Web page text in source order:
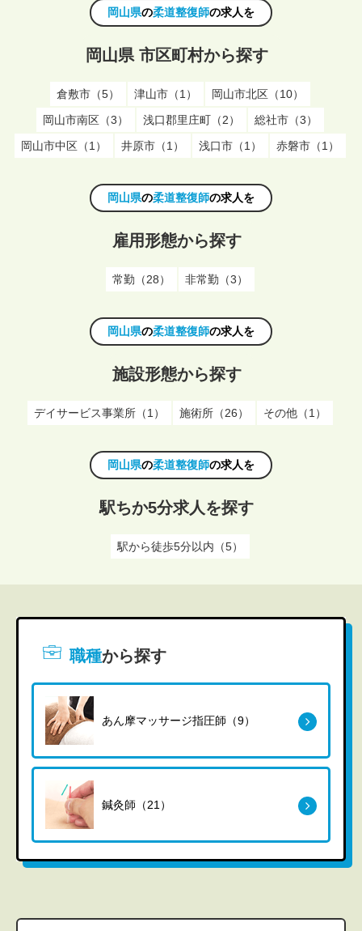
岡山県の柔道整復師の求人を
岡山県 市区町村から探す
倉敷市（5） 津山市（1）
岡山市北区（10）
岡山市南区（3）
浅口郡里庄町（2）
総社市（3）
岡山市中区（1）
井原市（1） 浅口市（1） 赤磐市（1）
岡山県の柔道整復師の求人を
雇用形態から探す
常勤（28） 非常勤（3）
岡山県の柔道整復師の求人を
施設形態から探す
デイサービス事業所（1） 施術所（26） その他（1）
岡山県の柔道整復師の求人を
駅ちか5分求人を探す
駅から徒歩5分以内（5）
職種から探す
あん摩マッサージ指圧師（9）
鍼灸師（21）